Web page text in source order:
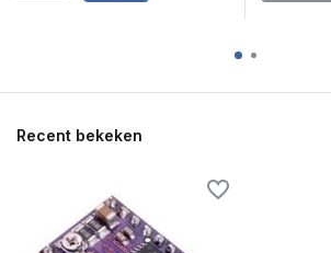
Recent bekeken